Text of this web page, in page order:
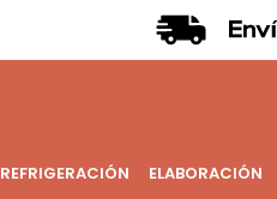
REFRIGERACIÓN ELABORACIÓN